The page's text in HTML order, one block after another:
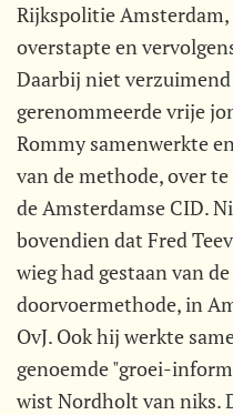
Rijkspolitie Amsterdam,
overstapte en
Daarbij niet
gerenommeerde vrije
Rommy samenwerkte
van de methode, over
de Amsterdamse CID.
bovendien dat Fred
wieg had gestaan van
doorvoermethode, in
OvJ. Ook hij werkte
genoemde "groei-
wist Nordholt van niks.